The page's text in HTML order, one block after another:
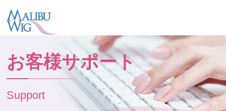
お客様サポート
Support